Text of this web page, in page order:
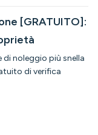
[GRATUITO]:
noleggio più snella
di verifica